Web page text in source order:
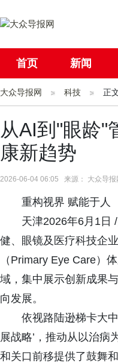
首页 新闻
社会 国际
大众导报网 科技 正
从AI到"眼龄"
康新趋势
2026-06-04 06:05 来源： 大众导报
重构视界 赋能于人
天津2026年6月1日
健、眼镜及医疗科技企
（Primary Eye Care）
域，集中展示创新成果
向发展。
依视路陆逊梯卡大
展战略’，推动从以治
和关口前移提供了鼓舞